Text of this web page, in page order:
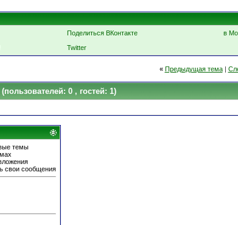
Поделиться ВКонтакте в
Twitter
« Предыдущая тема|
(пользователей: 0 , гостей: 1)
темы
свои сообщения